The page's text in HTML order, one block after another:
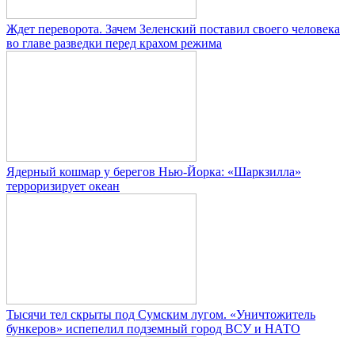
Ждет переворота. Зачем Зеленский поставил своего человека
во главе разведки перед крахом режима
Ядерный кошмар у берегов Нью-Йорка: «Шаркзилла»
терроризирует океан
Тысячи тел скрыты под Сумским лугом. «Уничтожитель
бункеров» испепелил подземный город ВСУ и НАТО